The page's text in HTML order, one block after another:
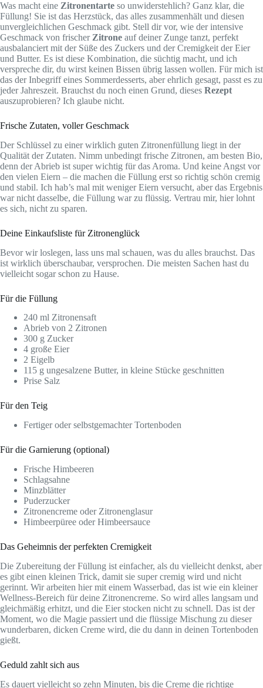
Was macht eine Zitronentarte so unwiderstehlich? Ganz klar, die
Füllung! Sie ist das Herzstück, das alles zusammenhält und diesen
unvergleichlichen Geschmack gibt. Stell dir vor, wie der intensive
Geschmack von frischer Zitrone auf deiner Zunge tanzt, perfekt
ausbalanciert mit der Süße des Zuckers und der Cremigkeit der Eier
und Butter. Es ist diese Kombination, die süchtig macht, und ich
verspreche dir, du wirst keinen Bissen übrig lassen wollen. Für mich ist
das der Inbegriff eines Sommerdesserts, aber ehrlich gesagt, passt es zu
jeder Jahreszeit. Brauchst du noch einen Grund, dieses Rezept
auszuprobieren? Ich glaube nicht.
Frische Zutaten, voller Geschmack
Der Schlüssel zu einer wirklich guten Zitronenfüllung liegt in der
Qualität der Zutaten. Nimm unbedingt frische Zitronen, am besten Bio,
denn der Abrieb ist super wichtig für das Aroma. Und keine Angst vor
den vielen Eiern – die machen die Füllung erst so richtig schön cremig
und stabil. Ich hab’s mal mit weniger Eiern versucht, aber das Ergebnis
war nicht dasselbe, die Füllung war zu flüssig. Vertrau mir, hier lohnt
es sich, nicht zu sparen.
Deine Einkaufsliste für Zitronenglück
Bevor wir loslegen, lass uns mal schauen, was du alles brauchst. Das
ist wirklich überschaubar, versprochen. Die meisten Sachen hast du
vielleicht sogar schon zu Hause.
Für die Füllung
240 ml Zitronensaft
Abrieb von 2 Zitronen
300 g Zucker
4 große Eier
2 Eigelb
115 g ungesalzene Butter, in kleine Stücke geschnitten
Prise Salz
Für den Teig
Fertiger oder selbstgemachter Tortenboden
Für die Garnierung (optional)
Frische Himbeeren
Schlagsahne
Minzblätter
Puderzucker
Zitronencreme oder Zitronenglasur
Himbeerpüree oder Himbeersauce
Das Geheimnis der perfekten Cremigkeit
Die Zubereitung der Füllung ist einfacher, als du vielleicht denkst, aber
es gibt einen kleinen Trick, damit sie super cremig wird und nicht
gerinnt. Wir arbeiten hier mit einem Wasserbad, das ist wie ein kleiner
Wellness-Bereich für deine Zitronencreme. So wird alles langsam und
gleichmäßig erhitzt, und die Eier stocken nicht zu schnell. Das ist der
Moment, wo die Magie passiert und die flüssige Mischung zu dieser
wunderbaren, dicken Creme wird, die du dann in deinen Tortenboden
gießt.
Geduld zahlt sich aus
Es dauert vielleicht so zehn Minuten, bis die Creme die richtige